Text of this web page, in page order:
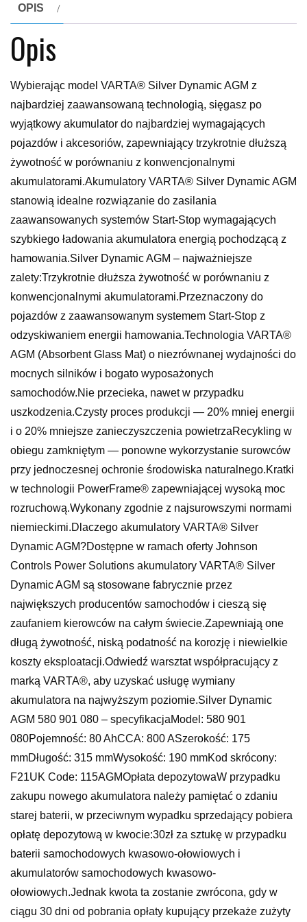
OPIS
Opis
Wybierając model VARTA® Silver Dynamic AGM z
najbardziej zaawansowaną technologią, sięgasz po
wyjątkowy akumulator do najbardziej wymagających
pojazdów i akcesoriów, zapewniający trzykrotnie dłuższą
żywotność w porównaniu z konwencjonalnymi
akumulatorami.Akumulatory VARTA® Silver Dynamic AGM
stanowią idealne rozwiązanie do zasilania
zaawansowanych systemów Start-Stop wymagających
szybkiego ładowania akumulatora energią pochodzącą z
hamowania.Silver Dynamic AGM – najważniejsze
zalety:Trzykrotnie dłuższa żywotność w porównaniu z
konwencjonalnymi akumulatorami.Przeznaczony do
pojazdów z zaawansowanym systemem Start-Stop z
odzyskiwaniem energii hamowania.Technologia VARTA®
AGM (Absorbent Glass Mat) o niezrównanej wydajności do
mocnych silników i bogato wyposażonych
samochodów.Nie przecieka, nawet w przypadku
uszkodzenia.Czysty proces produkcji — 20% mniej energii
i o 20% mniejsze zanieczyszczenia powietrzaRecykling w
obiegu zamkniętym — ponowne wykorzystanie surowców
przy jednoczesnej ochronie środowiska naturalnego.Kratki
w technologii PowerFrame® zapewniającej wysoką moc
rozruchową.Wykonany zgodnie z najsurowszymi normami
niemieckimi.Dlaczego akumulatory VARTA® Silver
Dynamic AGM?Dostępne w ramach oferty Johnson
Controls Power Solutions akumulatory VARTA® Silver
Dynamic AGM są stosowane fabrycznie przez
największych producentów samochodów i cieszą się
zaufaniem kierowców na całym świecie.Zapewniają one
długą żywotność, niską podatność na korozję i niewielkie
koszty eksploatacji.Odwiedź warsztat współpracujący z
marką VARTA®, aby uzyskać usługę wymiany
akumulatora na najwyższym poziomie.Silver Dynamic
AGM 580 901 080 – specyfikacjaModel: 580 901
080Pojemność: 80 AhCCA: 800 ASzerokość: 175
mmDługość: 315 mmWysokość: 190 mmKod skrócony:
F21UK Code: 115AGMOpłata depozytowaW przypadku
zakupu nowego akumulatora należy pamiętać o zdaniu
starej baterii, w przeciwnym wypadku sprzedający pobiera
opłatę depozytową w kwocie:30zł za sztukę w przypadku
baterii samochodowych kwasowo-ołowiowych i
akumulatorów samochodowych kwasowo-
ołowiowych.Jednak kwota ta zostanie zwrócona, gdy w
ciągu 30 dni od pobrania opłaty kupujący przekaże zużyty